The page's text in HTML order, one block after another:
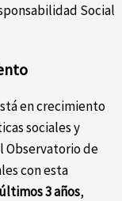
Social
en crecimiento
sociales y
Observatorio de
con esta
3 años,